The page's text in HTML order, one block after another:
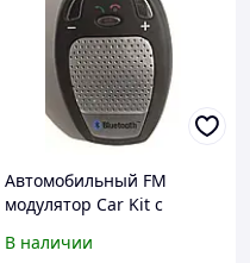
Автомобильный FM
модулятор Car Kit с
В наличии